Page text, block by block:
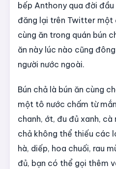
bếp Anthony qua đời
đăng lại trên Twitter một
cùng ăn trong quán bún
ăn này lúc nào cũng
người nước ngoài.
Bún chả là bún ăn cùng
một tô nước chấm từ
chanh, ớt, đu đủ xanh,
chả không thể thiếu các
hà, diếp, hoa chuối, rau
đủ, bạn có thể gọi thêm